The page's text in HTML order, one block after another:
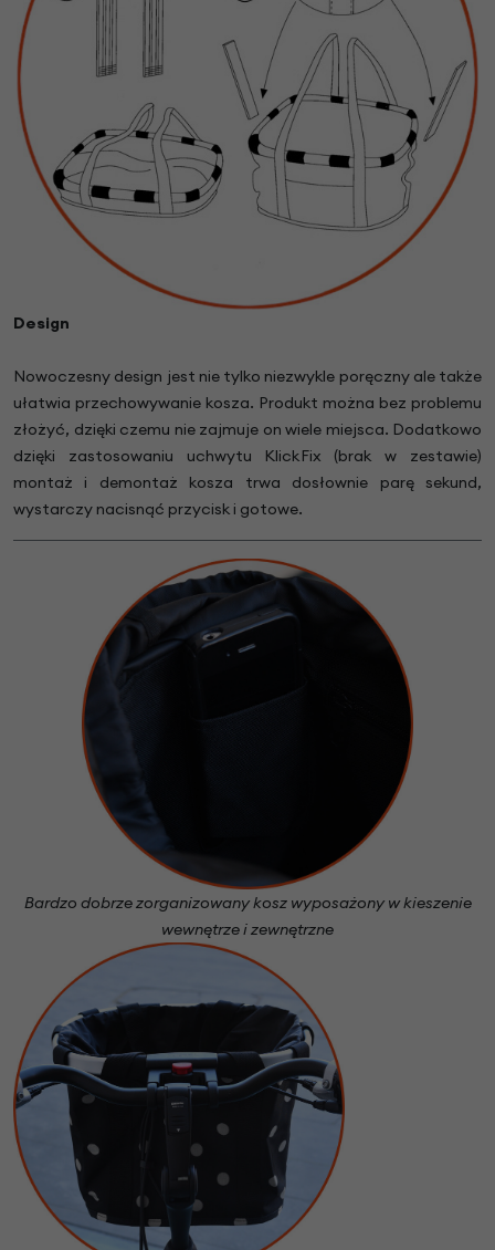
Design
Nowoczesny design jest nie tylko niezwykle poręczny ale także
ułatwia przechowywanie kosza. Produkt można bez problemu
złożyć, dzięki czemu nie zajmuje on wiele miejsca. Dodatkowo
dzięki zastosowaniu uchwytu KlickFix (brak w zestawie)
montaż i demontaż kosza trwa dosłownie parę sekund,
wystarczy nacisnąć przycisk i gotowe.
Bardzo dobrze zorganizowany kosz wyposażony w kieszenie
wewnętrze i zewnętrzne